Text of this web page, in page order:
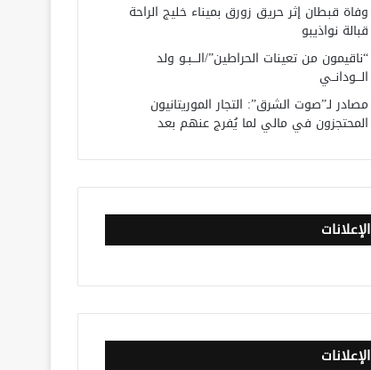
وفاة قبطان إثر حريق زورق بميناء خليج الراحة
قبالة نواذيبو
“ناقيمون من تعينات الحراطين”/الـــبـو ولد
الـــودانــي
مصادر لـ”صوت الشرق”: التجار الموريتانيون
المحتجزون في مالي لما يُفرج عنهم بعد
الإعلانات
الإعلانات